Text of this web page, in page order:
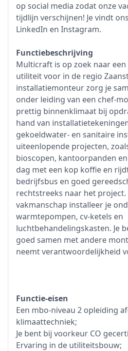
op social media zodat onze
tijdlijn verschijnen! Je vindt
LinkedIn en Instagram.
Functiebeschrijving
Multicraft is op zoek naar
utiliteit voor in de regio
installatiemonteur zorg je
onder leiding van een chef-
prettig binnenklimaat bij
hand van
gekoeldwater- en sanitaire
uiteenlopende projecten,
bioscopen, kantoorpanden
dag met een kop koffie en
bedrijfsbus en goed
rechtstreeks naar het
vakmanschap installeer je
warmtepompen, cv-ketels en
luchtbehandelingskasten. Je
goed samen met andere
neemt verantwoordelijkheid
Functie-eisen
Een mbo-niveau 2 opleiding
klimaattechniek;
Je bent bij voorkeur CO
Ervaring in de utiliteitsbouw;